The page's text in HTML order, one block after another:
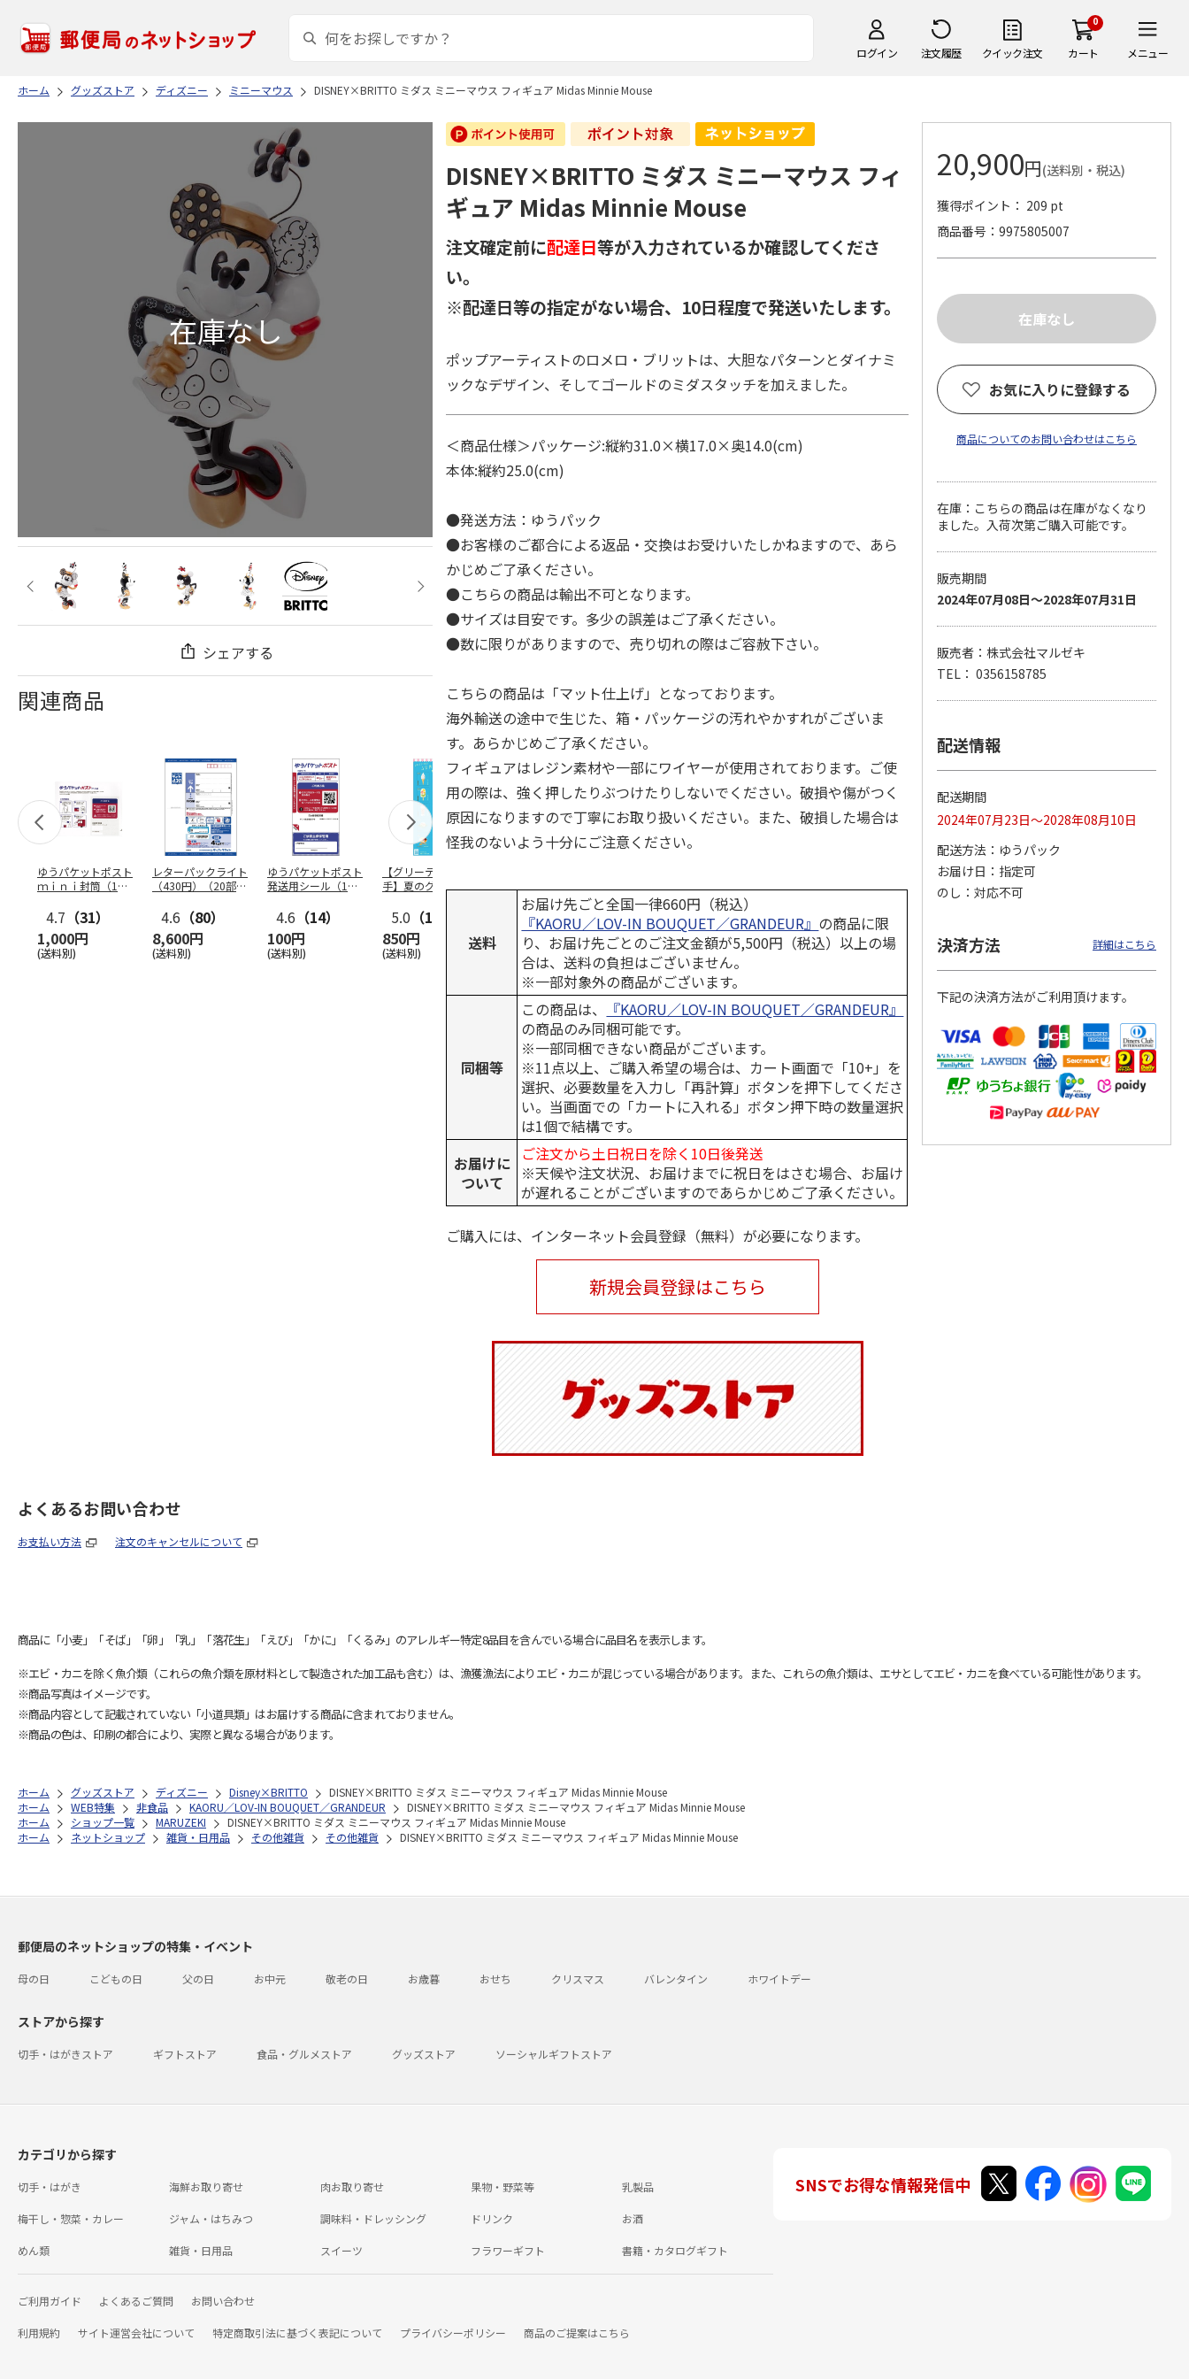
ログイン 注文履歴 クイック注文
0
カート メニュー
ホーム グッズストア ディズニー ミニーマウス DISNEY×BRITTO ミダス ミニーマウス フィギュア Midas Minnie Mouse
シェアする
関連商品
ゆうパケットポスト
ｍｉｎｉ封筒（1個
4.7 （31）
1,000円
(送料別)
レターパックライト
（430円）（20部セ
4.6 （80）
8,600円
(送料別)
ゆうパケットポスト
発送用シール（1個
4.6 （14）
100円
(送料別)
【グリーティング切
手】夏のグリーティ
5.0 （10）
850円
(送料別)
ング（110円）
5.0（17）
1,100円
(送料別)
ット）
4.8（24）
12,000円
(送料別)
4.8（183）
3,780円
(送料・税込)
5.0（2）
1,100円
(送料別)
【グリーティング切
手】グリーティング
（シンプル）（110
5,500円
(送料別)
11,000円
(送料別)
DISNEY×BRITTO ミダス ミニーマウス フィ
ギュア Midas Minnie Mouse
注文確定前に配達日等が入力されているか確認してくださ
い。
※配達日等の指定がない場合、10日程度で発送いたします。
ポップアーティストのロメロ・ブリットは、大胆なパターンとダイナミ
ックなデザイン、そしてゴールドのミダスタッチを加えました。
＜商品仕様＞パッケージ:縦約31.0×横17.0×奥14.0(cm)
本体:縦約25.0(cm)
●発送方法：ゆうパック
●お客様のご都合による返品・交換はお受けいたしかねますので、あら
かじめご了承ください。
●こちらの商品は輸出不可となります。
●サイズは目安です。多少の誤差はご了承ください。
●数に限りがありますので、売り切れの際はご容赦下さい。
こちらの商品は「マット仕上げ」となっております。
海外輸送の途中で生じた、箱・パッケージの汚れやかすれがございま
す。あらかじめご了承ください。
フィギュアはレジン素材や一部にワイヤーが使用されております。ご使
用の際は、強く押したりぶつけたりしないでください。破損や傷がつく
原因になりますので丁寧にお取り扱いください。また、破損した場合は
怪我のないよう十分にご注意ください。
送料
お届け先ごと全国一律660円（税込）
『KAORU／LOV-IN BOUQUET／GRANDEUR』 の商品に限
り、お届け先ごとのご注文金額が5,500円（税込）以上の場
合は、送料の負担はございません。
※一部対象外の商品がございます。
同梱等
この商品は、
『KAORU／LOV-IN BOUQUET／GRANDEUR』
の商品のみ同梱可能です。
※一部同梱できない商品がございます。
※11点以上、ご購入希望の場合は、カート画面で「10+」を
選択、必要数量を入力し「再計算」ボタンを押下してくださ
い。当画面での「カートに入れる」ボタン押下時の数量選択
は1個で結構です。
お届けに
ついて
ご注文から土日祝日を除く10日後発送
※天候や注文状況、お届けまでに祝日をはさむ場合、お届け
が遅れることがございますのであらかじめご了承ください。
ご購入には、インターネット会員登録（無料）が必要になります。
新規会員登録はこちら
20,900円(送料別・税込)
獲得ポイント： 209 pt
商品番号
9975805007
お気に入りに登録する
商品についてのお問い合わせはこちら
在庫：こちらの商品は在庫がなくなり
ました。入荷次第ご購入可能です。
販売期間
2024年07月08日～2028年07月31日
販売者：株式会社マルゼキ
TEL： 0356158785
配送情報
配送期間
2024年07月23日～2028年08月10日
配送方法
ゆうパック
お届け日
指定可
のし
対応不可
決済方法 詳細はこちら
下記の決済方法がご利用頂けます。
よくあるお問い合わせ
お支払い方法 注文のキャンセルについて
商品に「小麦」「そば」「卵」「乳」「落花生」「えび」「かに」「くるみ」のアレルギー特定8品目を含んでいる場合に品目名を表示します。
※エビ・カニを除く魚介類（これらの魚介類を原材料として製造された加工品も含む）は、漁獲漁法によりエビ・カニが混じっている場合があります。また、これらの魚介類は、エサとしてエビ・カニを食べている可能性があります。
※商品写真はイメージです。
※商品内容として記載されていない「小道具類」はお届けする商品に含まれておりません。
※商品の色は、印刷の都合により、実際と異なる場合があります。
ホーム グッズストア ディズニー Disney×BRITTO
DISNEY×BRITTO ミダス ミニーマウス フィギュア Midas Minnie Mouse
ホーム
WEB特集 非食品 KAORU／LOV-IN BOUQUET／GRANDEUR
DISNEY×BRITTO ミダス ミニーマウス フィギュア Midas Minnie Mouse
ホーム
ショップ一覧 MARUZEKI
DISNEY×BRITTO ミダス ミニーマウス フィギュア Midas Minnie Mouse
ホーム
ネットショップ 雑貨・日用品 その他雑貨 その他雑貨 DISNEY×BRITTO ミダス ミニーマウス フィギュア Midas Minnie Mouse
郵便局のネットショップの特集・イベント
母の日 こどもの日 父の日 お中元 敬老の日 お歳暮 おせち クリスマス バレンタイン ホワイトデー
ストアから探す
切手・はがきストア ギフトストア 食品・グルメストア グッズストア ソーシャルギフトストア
カテゴリから探す
切手・はがき 海鮮お取り寄せ 肉お取り寄せ 果物・野菜等 乳製品
梅干し・惣菜・カレー ジャム・はちみつ 調味料・ドレッシング ドリンク お酒
めん類 雑貨・日用品 スイーツ フラワーギフト 書籍・カタログギフト
ご利用ガイド よくあるご質問 お問い合わせ
利用規約 サイト運営会社について 特定商取引法に基づく表記について プライバシーポリシー 商品のご提案はこちら
SNSでお得な情報発信中